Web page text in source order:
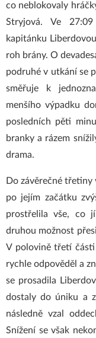
co neblokovaly
Stryjová. Ve
kapitánku
roh brány. O
podruhé v utkání se
směřuje k
menšího výpadku
posledních pěti
branky a rázem
drama.
Do závěrečné
po jejím začátku
prostřelila vše, co
druhou možnost
V polovině třetí části
rychle odpověděl a
se prosadila
dostaly do úniku a
následně vzal
Snížení se však